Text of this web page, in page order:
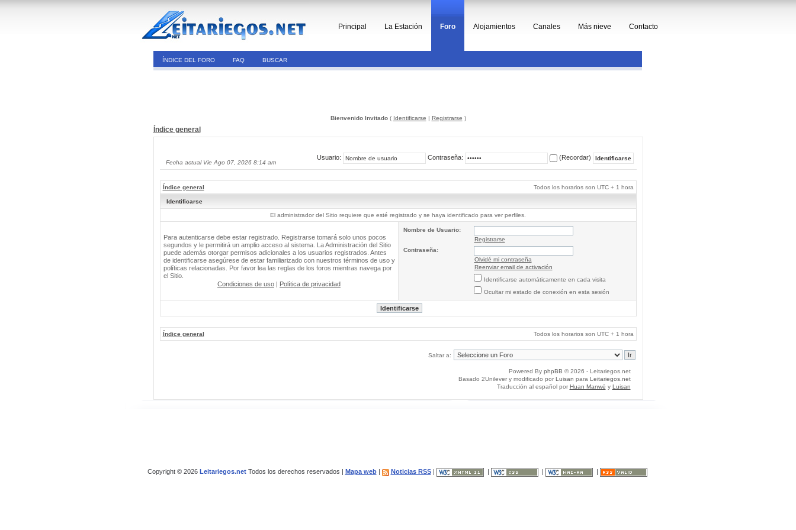
Principal La Estación Foro Alojamientos Canales Más nieve Contacto
ÍNDICE DEL FORO FAQ BUSCAR
Bienvenido Invitado( Identificarse | Registrarse )
Índice general
Fecha actual Vie Ago 07, 2026 8:14 am
Usuario: Contraseña: (Recordar)
Índice general Todos los horarios son UTC + 1 hora
Identificarse
El administrador del Sitio requiere que esté registrado y se haya identificado para ver perfiles.
Para autenticarse debe estar registrado. Registrarse tomará solo unos pocos
segundos y le permitirá un amplio acceso al sistema. La Administración del Sitio
puede además otorgar permisos adicionales a los usuarios registrados. Antes
de identificarse asegúrese de estar familiarizado con nuestros términos de uso y
políticas relacionadas. Por favor lea las reglas de los foros mientras navega por
el Sitio.
Condiciones de uso | Política de privacidad
Nombre de Usuario:
Registrarse
Contraseña:
Olvidé mi contraseña
Reenviar email de activación
Identificarse automáticamente en cada visita
Ocultar mi estado de conexión en esta sesión
Índice general Todos los horarios son UTC + 1 hora
Saltar a:
Powered By phpBB © 2026 - Leitariegos.net
Basado 2Unilever y modificado por Luisan para Leitariegos.net
Traducción al español por Huan Manwë y Luisan
Copyright © 2026 Leitariegos.netTodos los derechos reservados | Mapa web| Noticias RSS|